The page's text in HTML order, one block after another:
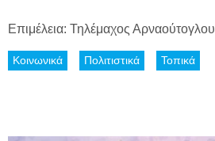
Επιμέλεια: Τηλέμαχος Αρναούτογλου
Κοινωνικά Πολιτιστικά Τοπικά